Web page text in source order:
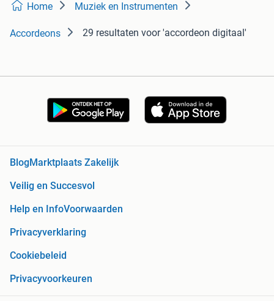
Home Muziek en Instrumenten
Accordeons 29 resultaten voor 'accordeon digitaal'
Blog Marktplaats Zakelijk
Veilig en Succesvol
Help en InfoVoorwaarden
Privacyverklaring
Cookiebeleid
Privacyvoorkeuren